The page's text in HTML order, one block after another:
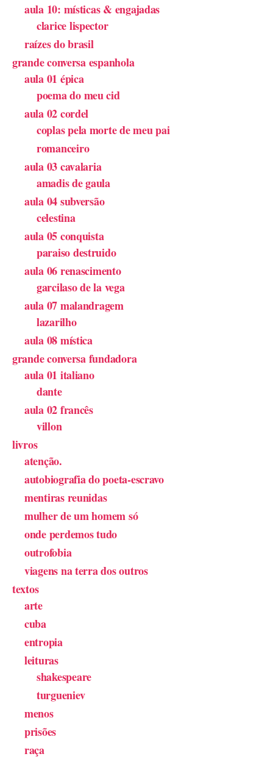
aula 10: místicas & engajadas
clarice lispector
raízes do brasil
grande conversa espanhola
aula 01 épica
poema do meu cid
aula 02 cordel
coplas pela morte de meu pai
romanceiro
aula 03 cavalaria
amadis de gaula
aula 04 subversão
celestina
aula 05 conquista
paraiso destruido
aula 06 renascimento
garcilaso de la vega
aula 07 malandragem
lazarilho
aula 08 mística
grande conversa fundadora
aula 01 italiano
dante
aula 02 francês
villon
livros
atenção.
autobiografia do poeta-escravo
mentiras reunidas
mulher de um homem só
onde perdemos tudo
outrofobia
viagens na terra dos outros
textos
arte
cuba
entropia
leituras
shakespeare
turgueniev
menos
prisões
raça